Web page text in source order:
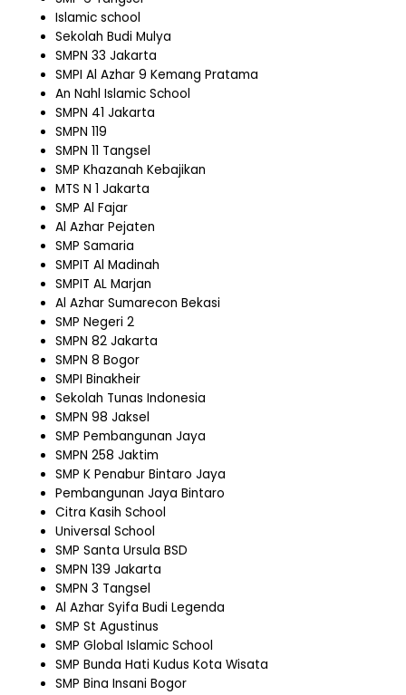
Islamic school
Sekolah Budi Mulya
SMPN 33 Jakarta
SMPI Al Azhar 9 Kemang Pratama
An Nahl Islamic School
SMPN 41 Jakarta
SMPN 119
SMPN 11 Tangsel
SMP Khazanah Kebajikan
MTS N 1 Jakarta
SMP Al Fajar
Al Azhar Pejaten
SMP Samaria
SMPIT Al Madinah
SMPIT AL Marjan
Al Azhar Sumarecon Bekasi
SMP Negeri 2
SMPN 82 Jakarta
SMPN 8 Bogor
SMPI Binakheir
Sekolah Tunas Indonesia
SMPN 98 Jaksel
SMP Pembangunan Jaya
SMPN 258 Jaktim
SMP K Penabur Bintaro Jaya
Pembangunan Jaya Bintaro
Citra Kasih School
Universal School
SMP Santa Ursula BSD
SMPN 139 Jakarta
SMPN 3 Tangsel
Al Azhar Syifa Budi Legenda
SMP St Agustinus
SMP Global Islamic School
SMP Bunda Hati Kudus Kota Wisata
SMP Bina Insani Bogor